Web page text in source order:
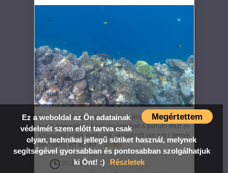
"Nagyszerű élmény volt. Minden a leírás szerint történik,
kiváló szervezés! A Kairói programban a parfüm részt én
kihagytam volna, mert csak vásárlásról van szó ( termék
bemutató), ezt az időt ...tovább
2023. 08. 01.
Megértettem
Ez a weboldal az Ön adatainak
védelmét szem előtt tartva csak
olyan, technikai jellegű sütiket használ, melynek
segítségével gyorsabban és pontosabban szolgálhatjuk
ki Önt! :)
Részletek